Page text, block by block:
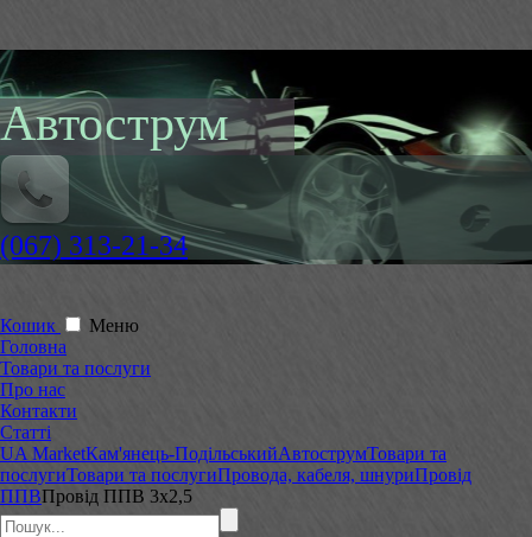
Автострум
(067) 313-21-34
Кошик
Меню
Головна
Товари та послуги
Про нас
Контакти
Статті
UA MarketКам'янець-ПодільськийАвтострумТовари та
послугиТовари та послугиПровода, кабеля, шнуриПровід
ППВПровід ППВ 3х2,5